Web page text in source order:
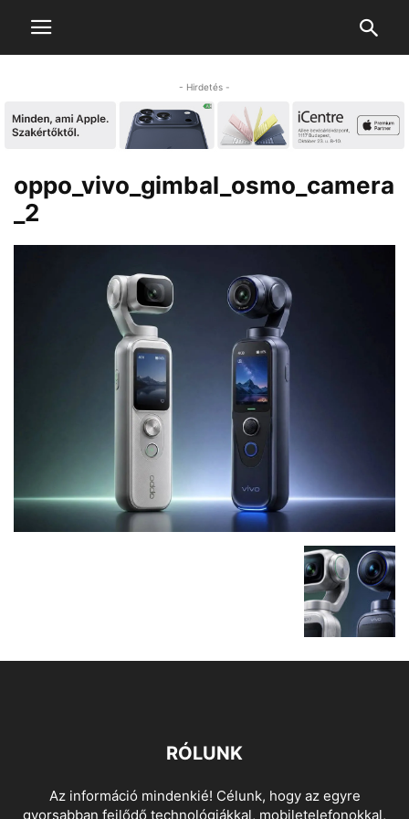
- Hirdetés -
oppo_vivo_gimbal_osmo_camera
_2
RÓLUNK
Az információ mindenkié! Célunk, hogy az egyre
gyorsabban fejlődő technológiákkal, mobiletelefonokkal,